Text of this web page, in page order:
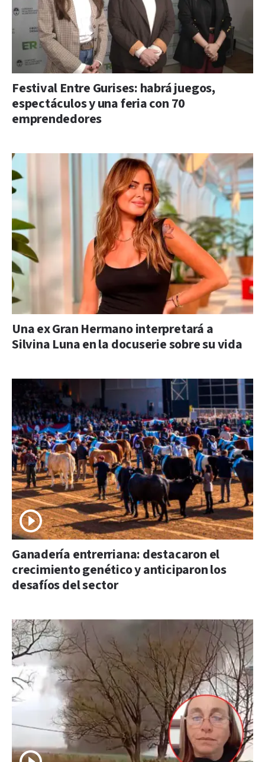
Festival Entre Gurises: habrá juegos,
espectáculos y una feria con 70
emprendedores
Una ex Gran Hermano interpretará a
Silvina Luna en la docuserie sobre su vida
Ganadería entrerriana: destacaron el
crecimiento genético y anticiparon los
desafíos del sector